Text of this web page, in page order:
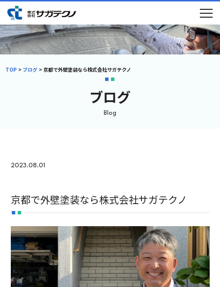
新卒採用中途採用
TEL:075-882-1268
9:00 ~ 17:30
ブログ
Blog
TOP ブログ 京都で外壁塗装なら株式会社サガテクノ
2023.08.01
京都で外壁塗装なら株式会社サガテクノ